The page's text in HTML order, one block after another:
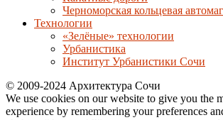
Черноморская кольцевая
Технологии
«Зелёные» технологии
Урбанистика
Институт Урбанистики Сочи
© 2009-2024 Архитектура Сочи
We use cookies on our website to give you the
experience by remembering your preferences